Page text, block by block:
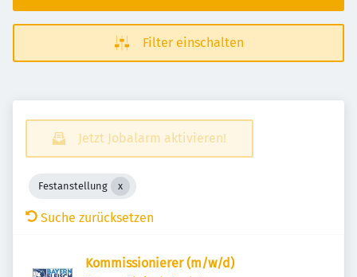
Filter einschalten
Jetzt Jobalarm aktivieren!
Festanstellung
Suche zurücksetzen
Kommissionierer (m/w/d)